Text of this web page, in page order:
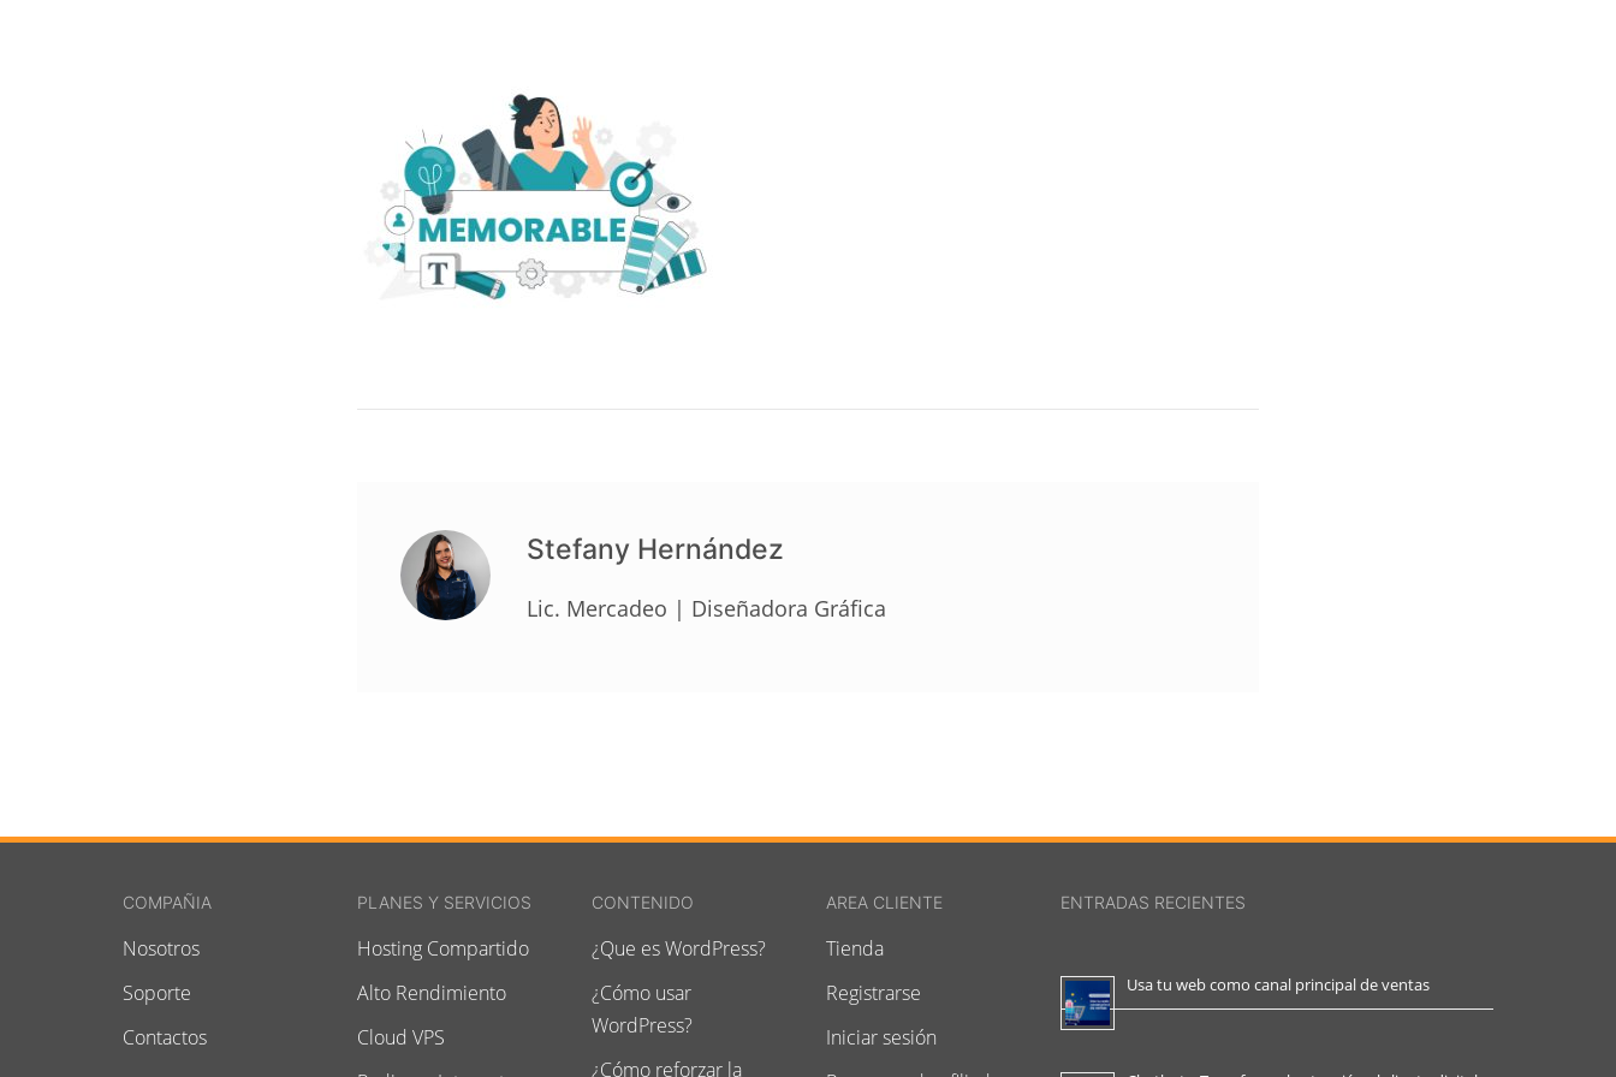
Stefany Hernández
Lic. Mercadeo | Diseñadora Gráfica
COMPAÑIA
Nosotros
Soporte
Contactos
PLANES Y SERVICIOS
Hosting Compartido
Alto Rendimiento
Cloud VPS
CONTENIDO
¿Que es WordPress?
¿Cómo usar
WordPress?
¿Cómo reforzar la
AREA CLIENTE
Tienda
Registrarse
Iniciar sesión
ENTRADAS RECIENTES
Usa tu web como canal principal de ventas